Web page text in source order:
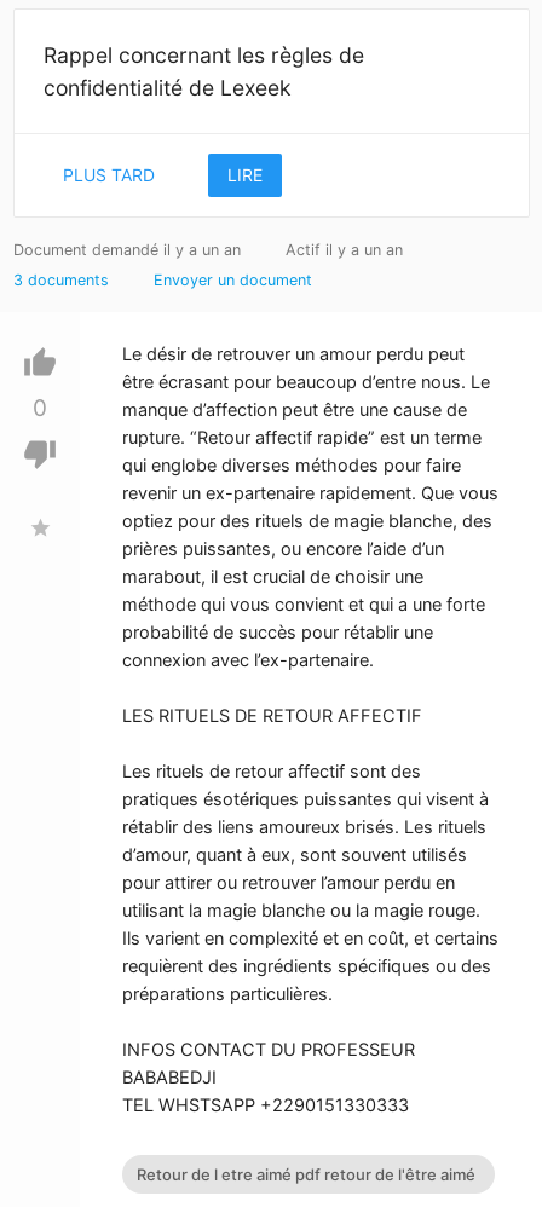
Rappel concernant les règles de
confidentialité de Lexeek
PLUS TARD LIRE
Document demandé il y a un an
Actif il y a un an
3 documents
Envoyer un document
thumb_up
0
thumb_down
star
Le désir de retrouver un amour perdu peut
être écrasant pour beaucoup d’entre nous. Le
manque d’affection peut être une cause de
rupture. “Retour affectif rapide” est un terme
qui englobe diverses méthodes pour faire
revenir un ex-partenaire rapidement. Que vous
optiez pour des rituels de magie blanche, des
prières puissantes, ou encore l’aide d’un
marabout, il est crucial de choisir une
méthode qui vous convient et qui a une forte
probabilité de succès pour rétablir une
connexion avec l’ex-partenaire.
LES RITUELS DE RETOUR AFFECTIF
Les rituels de retour affectif sont des
pratiques ésotériques puissantes qui visent à
rétablir des liens amoureux brisés. Les rituels
d’amour, quant à eux, sont souvent utilisés
pour attirer ou retrouver l’amour perdu en
utilisant la magie blanche ou la magie rouge.
Ils varient en complexité et en coût, et certains
requièrent des ingrédients spécifiques ou des
préparations particulières.
INFOS CONTACT DU PROFESSEUR
BABABEDJI
TEL WHSTSAPP +2290151330333
Retour de l etre aimé pdf retour de l'être aimé